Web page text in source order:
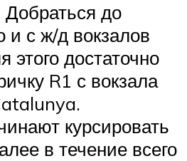
Добраться до
и с ж/д вокзалов
этого достаточно
R1 с вокзала
курсировать
в течение всего